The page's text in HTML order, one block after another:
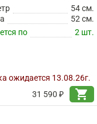
54 см.
52 см.
по
2 шт.
ожидается 13.08.26г.
31 590 ₽
shopping_cart